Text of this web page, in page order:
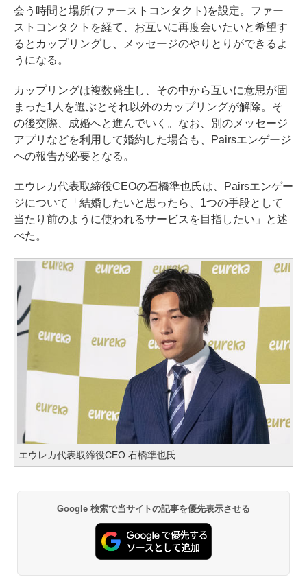
会う時間と場所(ファーストコンタクト)を設定。ファー
ストコンタクトを経て、お互いに再度会いたいと希望す
るとカップリングし、メッセージのやりとりができるよ
うになる。
カップリングは複数発生し、その中から互いに意思が固
まった1人を選ぶとそれ以外のカップリングが解除。そ
の後交際、成婚へと進んでいく。なお、別のメッセージ
アプリなどを利用して婚約した場合も、Pairsエンゲージ
への報告が必要となる。
エウレカ代表取締役CEOの石橋準也氏は、Pairsエンゲー
ジについて「結婚したいと思ったら、1つの手段として
当たり前のように使われるサービスを目指したい」と述
べた。
エウレカ代表取締役CEO 石橋準也氏
Google 検索で当サイトの記事を優先表示させる